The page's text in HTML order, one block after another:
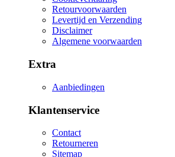
Retourvoorwaarden
Levertijd en Verzending
Disclaimer
Algemene voorwaarden
Extra
Aanbiedingen
Klantenservice
Contact
Retourneren
Sitemap